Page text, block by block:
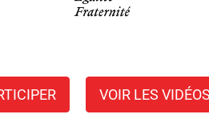
VOIR LES VIDÉOS